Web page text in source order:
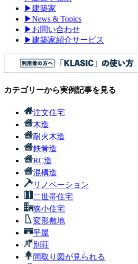
▶建築家
▶News & Topics
▶ お問い合わせ
▶建築家紹介サービス
カテゴリーから実例記事を見る
注文住宅
木造
耐火木造
鉄骨造
RC造
混構造
リノベーション
二世帯住宅
狭小住宅
変形敷地
平屋
別荘
間取り図が見られる